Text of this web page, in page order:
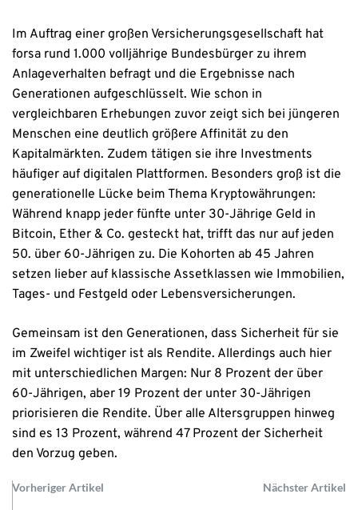
Im Auftrag einer großen Versicherungsgesellschaft hat
forsa rund 1.000 volljährige Bundesbürger zu ihrem
Anlageverhalten befragt und die Ergebnisse nach
Generationen aufgeschlüsselt. Wie schon in
vergleichbaren Erhebungen zuvor zeigt sich bei jüngeren
Menschen eine deutlich größere Affinität zu den
Kapitalmärkten. Zudem tätigen sie ihre Investments
häufiger auf digitalen Plattformen. Besonders groß ist die
generationelle Lücke beim Thema Kryptowährungen:
Während knapp jeder fünfte unter 30-Jährige Geld in
Bitcoin, Ether & Co. gesteckt hat, trifft das nur auf jeden
50. über 60-Jährigen zu. Die Kohorten ab 45 Jahren
setzen lieber auf klassische Assetklassen wie Immobilien,
Tages- und Festgeld oder Lebensversicherungen.
Gemeinsam ist den Generationen, dass Sicherheit für sie
im Zweifel wichtiger ist als Rendite. Allerdings auch hier
mit unterschiedlichen Margen: Nur 8 Prozent der über
60-Jährigen, aber 19 Prozent der unter 30-Jährigen
priorisieren die Rendite. Über alle Altersgruppen hinweg
sind es 13 Prozent, während 47 Prozent der Sicherheit
den Vorzug geben.
Vorheriger Artikel Nächster Artikel